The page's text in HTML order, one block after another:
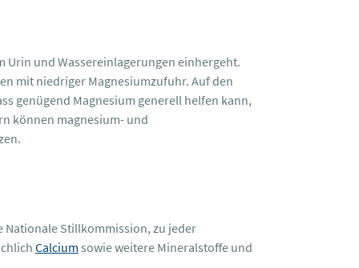
Urin und Wassereinlagerungen einhergeht.
mit niedriger Magnesiumzufuhr. Auf den
genügend Magnesium generell helfen kann,
können magnesium- und
Nationale Stillkommission, zu jeder
Calcium sowie weitere Mineralstoffe und